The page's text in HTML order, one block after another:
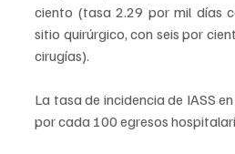
ciento (tasa 2.29 por mil días
sitio quirúrgico, con seis por
cirugías).
La tasa de incidencia de IASS
por cada 100 egresos